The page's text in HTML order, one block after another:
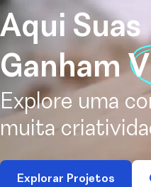
Aqui Suas
Ganham
Explore uma
muita
Explorar Projetos